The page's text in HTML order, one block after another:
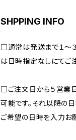
SHPPING INFO
□通常は発送まで１～
は日時指定なしにてご
□ご注文日から５営業
可能です。それ以降の
ご希望の日時を入力お